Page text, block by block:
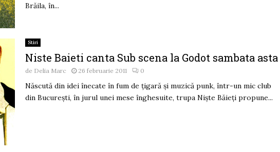
Brăila, în...
Stiri
Niste Baieti canta Sub scena la Godot sambata asta
de Delia Marc 26 februarie 2011 0
Născută din idei înecate în fum de ţigară şi muzică punk, într-un mic club
din Bucureşti, în jurul unei mese înghesuite, trupa Nişte Băieţi propune...